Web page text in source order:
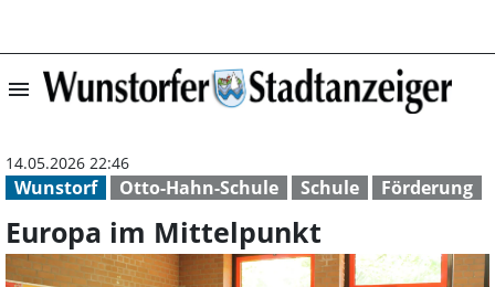
menu Europa im
Wunstorf Otto-Hahn-Schule Schule Förderung
14.05.2026 22:46
Europa im Mittelpunkt